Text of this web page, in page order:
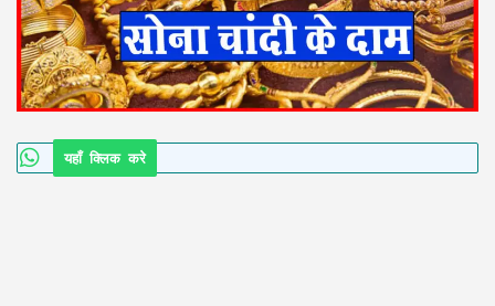
यहाँ क्लिक करे